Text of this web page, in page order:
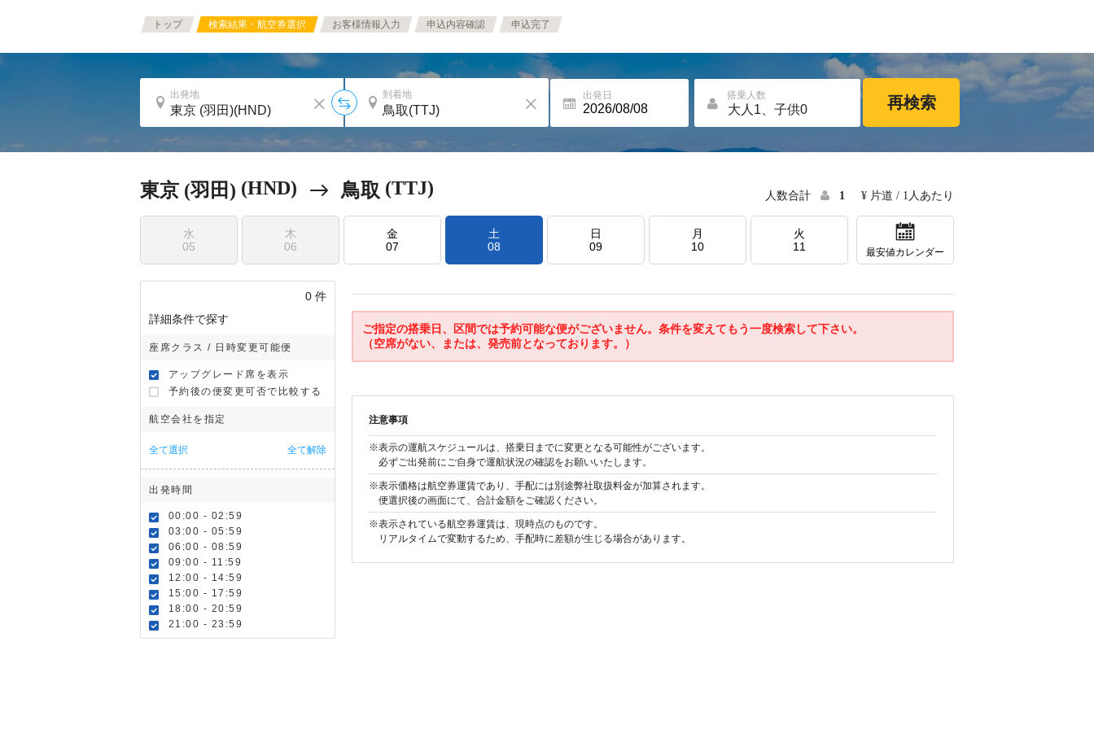
トップ 検索結果・航空券選択 お客様情報入力 申込内容確認 申込完了
出発地 到着地 出発日 搭乗人数 再検索
東京 (羽田) (HND) 鳥取 (TTJ) 人数合計 1 ¥ 片道 / 1人あたり
水
05
木
06
金
07
土
08
日
09
月
10
火
11
最安値カレンダー
詳細条件で探す
0 件
座席クラス / 日時変更可能便
アップグレード席を表示
予約後の便変更可否で比較する
航空会社を指定
全て選択 全て解除
出発時間
00:00 - 02:59
03:00 - 05:59
06:00 - 08:59
09:00 - 11:59
12:00 - 14:59
15:00 - 17:59
18:00 - 20:59
21:00 - 23:59
ご指定の搭乗日、区間では予約可能な便がございません。条件を変えてもう一度検索して下さい。
（空席がない、または、発売前となっております。）
注意事項
※表示の運航スケジュールは、搭乗日までに変更となる可能性がございます。
必ずご出発前にご自身で運航状況の確認をお願いいたします。
※表示価格は航空券運賃であり、手配には別途弊社取扱料金が加算されます。
便選択後の画面にて、合計金額をご確認ください。
※表示されている航空券運賃は、現時点のものです。
リアルタイムで変動するため、手配時に差額が生じる場合があります。